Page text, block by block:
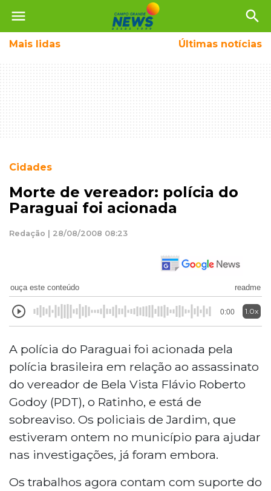
menu search
Mais lidas Últimas notícias
Cidades
Morte de vereador: polícia do
Paraguai foi acionada
Redação | 28/08/2008 08:23
ouça este conteúdo readme
0:00 1.0x
A polícia do Paraguai foi acionada pela
polícia brasileira em relação ao assassinato
do vereador de Bela Vista Flávio Roberto
Godoy (PDT), o Ratinho, e está de
sobreaviso. Os policiais de Jardim, que
estiveram ontem no município para ajudar
nas investigações, já foram embora.
Os trabalhos agora contam com suporte do